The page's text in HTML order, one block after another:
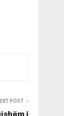
POST
i